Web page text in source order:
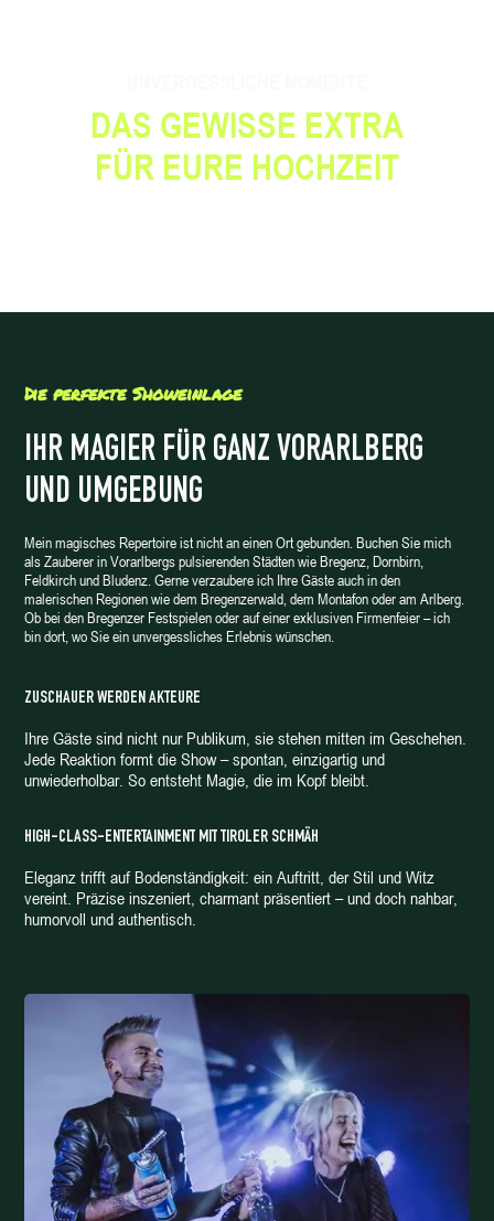
DAS GEWISSE EXTRA
FÜR EURE HOCHZEIT
Die perfekte Showeinlage
IHR MAGIER FÜR GANZ VORARLBERG
UND UMGEBUNG
Mein magisches Repertoire ist nicht an einen Ort gebunden. Buchen Sie mich
als Zauberer in Vorarlbergs pulsierenden Städten wie Bregenz, Dornbirn,
Feldkirch und Bludenz. Gerne verzaubere ich Ihre Gäste auch in den
malerischen Regionen wie dem Bregenzerwald, dem Montafon oder am Arlberg.
Ob bei den Bregenzer Festspielen oder auf einer exklusiven Firmenfeier – ich
bin dort, wo Sie ein unvergessliches Erlebnis wünschen.
ZUSCHAUER WERDEN AKTEURE
Ihre Gäste sind nicht nur Publikum, sie stehen mitten im Geschehen.
Jede Reaktion formt die Show – spontan, einzigartig und
unwiederholbar. So entsteht Magie, die im Kopf bleibt.
HIGH-CLASS-ENTERTAINMENT MIT TIROLER SCHMÄH
Eleganz trifft auf Bodenständigkeit: ein Auftritt, der Stil und Witz
vereint. Präzise inszeniert, charmant präsentiert – und doch nahbar,
humorvoll und authentisch.